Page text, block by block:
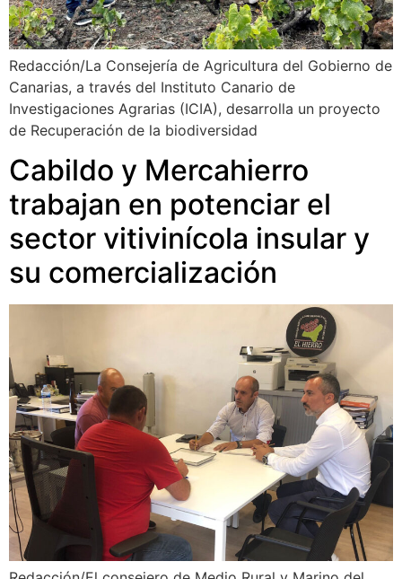
Redacción/La Consejería de Agricultura del Gobierno de
Canarias, a través del Instituto Canario de
Investigaciones Agrarias (ICIA), desarrolla un proyecto
de Recuperación de la biodiversidad
Cabildo y Mercahierro
trabajan en potenciar el
sector vitivinícola insular y
su comercialización